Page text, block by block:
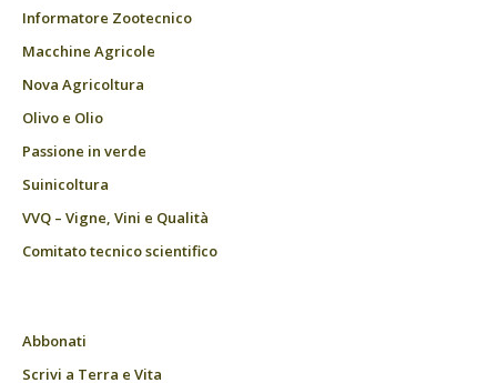
Informatore Zootecnico
Macchine Agricole
Nova Agricoltura
Olivo e Olio
Passione in verde
Suinicoltura
VVQ – Vigne, Vini e Qualità
Comitato tecnico scientifico
Abbonati
Scrivi a Terra e Vita